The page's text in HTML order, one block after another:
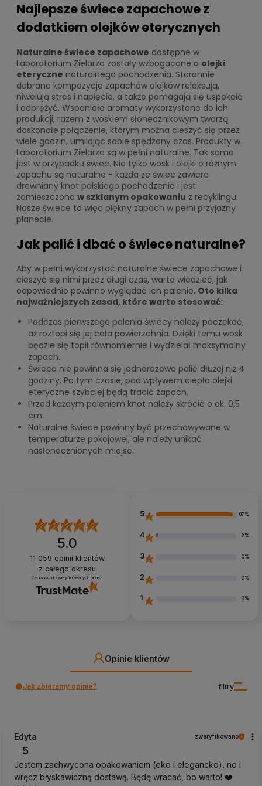
Najlepsze świece zapachowe z
dodatkiem olejków eterycznych
Naturalne świece zapachowe dostępne w
Laboratorium Zielarza zostały wzbogacone o olejki
eteryczne naturalnego pochodzenia. Starannie
dobrane kompozycje zapachów olejków relaksują,
niwelują stres i napięcie, a także pomagają się uspokoić
i odprężyć. Wspaniałe aromaty wykorzystane do ich
produkcji, razem z woskiem słonecznikowym tworzą
doskonałe połączenie, którym można cieszyć się przez
wiele godzin, umilając sobie spędzany czas. Produkty w
Laboratorium Zielarza są w pełni naturalne. Tak samo
jest w przypadku świec. Nie tylko wosk i olejki o różnym
zapachu są naturalne - każda ze świec zawiera
drewniany knot polskiego pochodzenia i jest
zamieszczona w szklanym opakowaniu z recyklingu.
Nasze świece to więc piękny zapach w pełni przyjazny
planecie.
Jak palić i dbać o świece naturalne?
Aby w pełni wykorzystać naturalne świece zapachowe i
cieszyć się nimi przez długi czas, warto wiedzieć, jak
odpowiednio powinno wyglądać ich palenie. Oto kilka
najważniejszych zasad, które warto stosować:
Podczas pierwszego palenia świecy należy poczekać,
aż roztopi się jej cała powierzchnia. Dzięki temu wosk
będzie się topił równomiernie i wydzielał maksymalny
zapach.
Świeca nie powinna się jednorazowo palić dłużej niż 4
godziny. Po tym czasie, pod wpływem ciepła olejki
eteryczne szybciej będą tracić zapach.
Przed każdym paleniem knot należy skrócić o ok. 0,5
cm.
Naturalne świece powinny być przechowywane w
temperaturze pokojowej, ale należy unikać
nasłonecznionych miejsc.
5.0
11 059 opinii klientów
z całego okresu
zebranych i zweryfikowanych przez
5 97%
4 2%
3 0%
2 0%
1 0%
Opinie klientów
filtry
Jak zbieramy opinie?
Edyta zweryfikowano
5
Jestem zachwycona opakowaniem (eko i elegancko), no i
wręcz błyskawiczną dostawą. Będę wracać, bo warto! ❤️